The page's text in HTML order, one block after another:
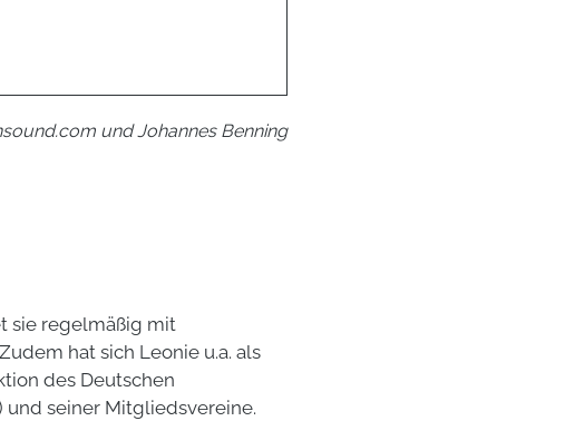
und Johannes Benning
sie regelmäßig mit
hat sich Leonie u.a. als
des Deutschen
und seiner Mitgliedsvereine.